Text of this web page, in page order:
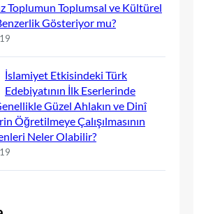
Toplumun Toplumsal ve Kültürel
Gösteriyor mu?
İslamiyet Etkisindeki Türk
Edebiyatının İlk Eserlerinde
Güzel Ahlakın ve Dinî
Öğretilmeye Çalışılmasının
Neler Olabilir?